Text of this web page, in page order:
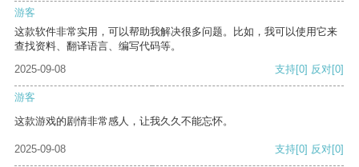
游客
这款软件非常实用，可以帮助我解决很多问题。比如，我可以使用它来
查找资料、翻译语言、编写代码等。
2025-09-08
支持[0] 反对[0]
游客
这款游戏的剧情非常感人，让我久久不能忘怀。
2025-09-08 支持[0] 反对[0]